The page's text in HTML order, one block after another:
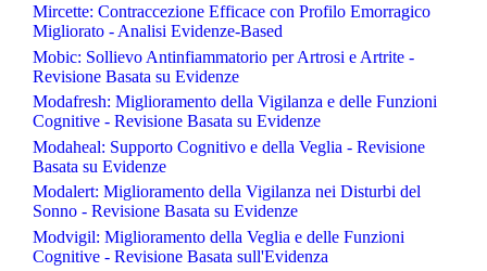
Mircette: Contraccezione Efficace con Profilo Emorragico
Migliorato - Analisi Evidenze-Based
Mobic: Sollievo Antinfiammatorio per Artrosi e Artrite -
Revisione Basata su Evidenze
Modafresh: Miglioramento della Vigilanza e delle Funzioni
Cognitive - Revisione Basata su Evidenze
Modaheal: Supporto Cognitivo e della Veglia - Revisione
Basata su Evidenze
Modalert: Miglioramento della Vigilanza nei Disturbi del
Sonno - Revisione Basata su Evidenze
Modvigil: Miglioramento della Veglia e delle Funzioni
Cognitive - Revisione Basata sull'Evidenza